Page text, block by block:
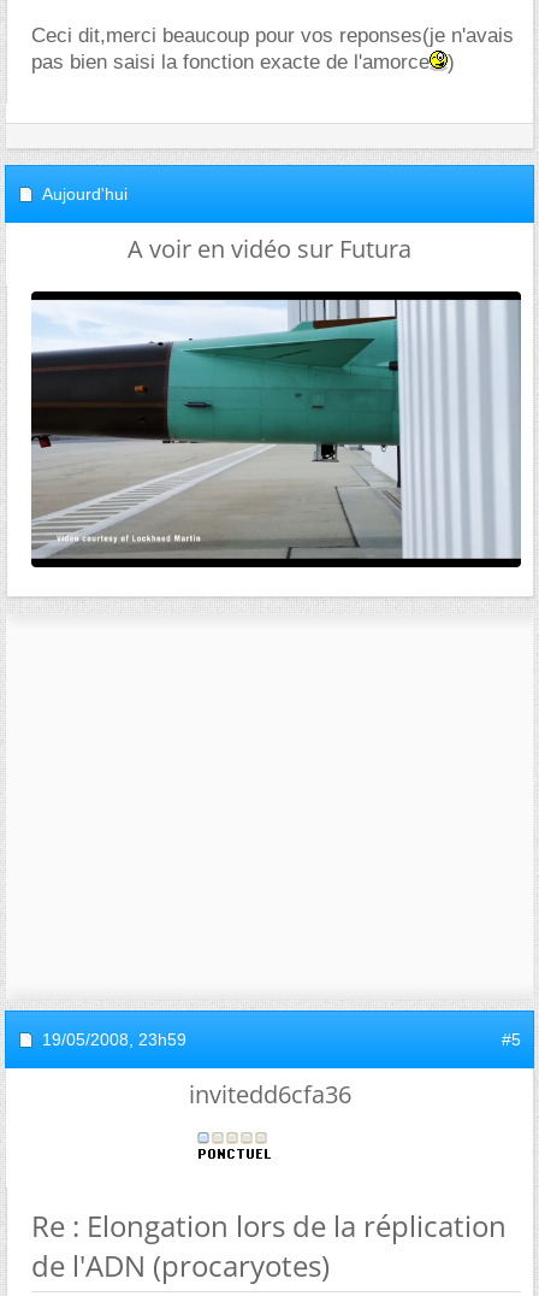
Ceci dit,merci beaucoup pour vos reponses(je n'avais
pas bien saisi la fonction exacte de l'amorce
)
Aujourd'hui
A voir en vidéo sur Futura
19/05/2008, 23h59 #5
invitedd6cfa36
Re : Elongation lors de la réplication
de l'ADN (procaryotes)